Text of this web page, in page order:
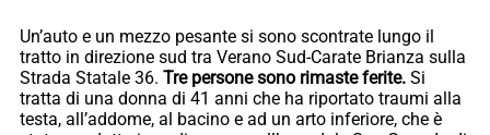
Un’auto e un mezzo pesante si sono scontrate lungo il
tratto in direzione sud tra Verano Sud-Carate Brianza sulla
Strada Statale 36. Tre persone sono rimaste ferite. Si
tratta di una donna di 41 anni che ha riportato traumi alla
testa, all’addome, al bacino e ad un arto inferiore, che è